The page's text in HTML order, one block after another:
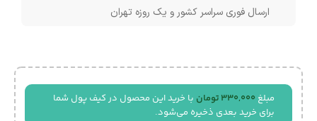
ارسال فوری سراسر کشور و یک روزه تهران
مبلغ 330,000 تومان با خرید این محصول در کیف پول شما
برای خرید بعدی ذخیره می‌شود.